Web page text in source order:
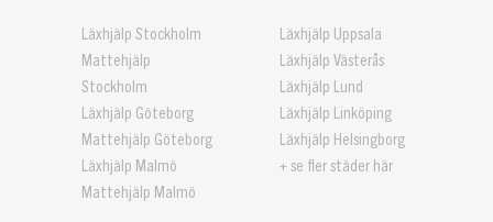
Läxhjälp Stockholm
Mattehjälp
Stockholm
Läxhjälp Göteborg
Mattehjälp Göteborg
Läxhjälp Malmö
Mattehjälp Malmö
Läxhjälp Uppsala
Läxhjälp Västerås
Läxhjälp Lund
Läxhjälp Linköping
Läxhjälp Helsingborg
+ se fler städer här